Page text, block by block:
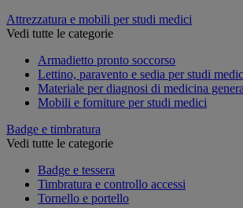
Attrezzatura e mobili per studi medici
Vedi tutte le categorie
Armadietto pronto soccorso
Lettino, paravento e sedia per studi
Materiale per diagnosi di medicina
Mobili e forniture per studi medici
Badge e timbratura
Vedi tutte le categorie
Badge e tessera
Timbratura e controllo accessi
Tornello e portello